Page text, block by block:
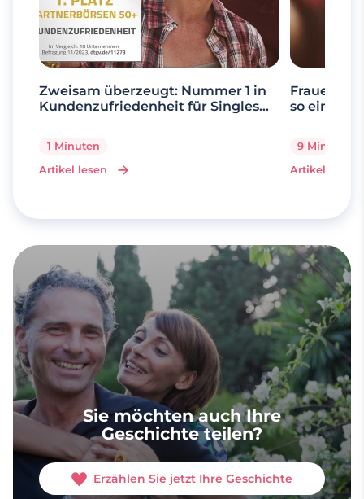
Zweisam überzeugt: Nummer 1 in
Kundenzufriedenheit für Singles
1 Minuten
Artikel lesen
Frauen ab
so einfach
9 Minuten
Artikel lesen
Sie möchten auch Ihre
Geschichte teilen?
Erzählen Sie jetzt Ihre Geschichte